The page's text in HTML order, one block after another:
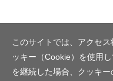
このサイトでは、アクセ
ッキー（Cookie）を使用
を継続した場合、クッキ